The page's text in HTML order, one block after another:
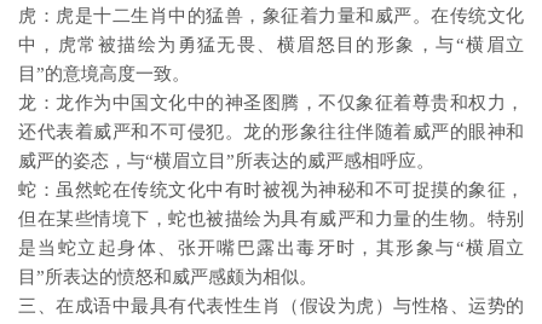
虎：虎是十二生肖中的猛兽，象征着力量和威严。在传统文化
中，虎常被描绘为勇猛无畏、横眉怒目的形象，与“横眉立
目”的意境高度一致。
龙：龙作为中国文化中的神圣图腾，不仅象征着尊贵和权力，
还代表着威严和不可侵犯。龙的形象往往伴随着威严的眼神和
威严的姿态，与“横眉立目”所表达的威严感相呼应。
蛇：虽然蛇在传统文化中有时被视为神秘和不可捉摸的象征，
但在某些情境下，蛇也被描绘为具有威严和力量的生物。特别
是当蛇立起身体、张开嘴巴露出毒牙时，其形象与“横眉立
目”所表达的愤怒和威严感颇为相似。
三、在成语中最具有代表性生肖（假设为虎）与性格、运势的